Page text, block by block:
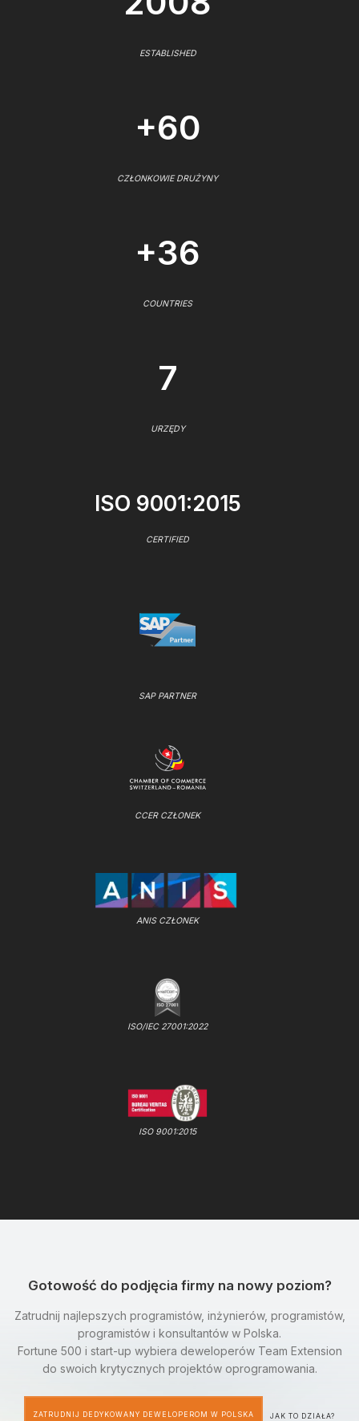
ESTABLISHED
+60
CZŁONKOWIE DRUŻYNY
+36
COUNTRIES
7
URZĘDY
ISO 9001:2015
CERTIFIED
SAP PARTNER
CCER CZŁONEK
ANIS CZŁONEK
ISO/IEC 27001:2022
ISO 9001:2015
Gotowość do podjęcia firmy na nowy poziom?
Zatrudnij najlepszych programistów, inżynierów, programistów,
programistów i konsultantów w Polska.
Fortune 500 i start-up wybiera deweloperów Team Extension
do swoich krytycznych projektów oprogramowania.
ZATRUDNIJ DEDYKOWANY DEWELOPEROM W POLSKA JAK TO DZIAŁA?